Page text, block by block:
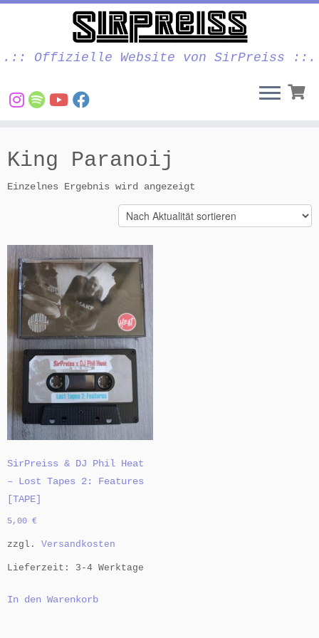
Inhalt
springen
.:: Offizielle Website von SirPreiss ::.
King Paranoij
Einzelnes Ergebnis wird angezeigt
SirPreiss & DJ Phil Heat
– Lost Tapes 2: Features
[TAPE]
5,00 €
zzgl. Versandkosten
Lieferzeit: 3-4 Werktage
In den Warenkorb